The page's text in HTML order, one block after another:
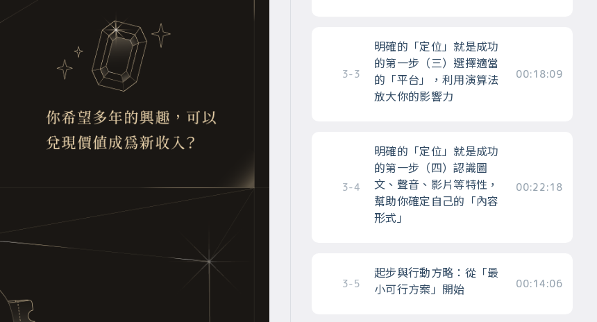
3-3
明確的「定位」就是成功
的第一步（三）選擇適當
的「平台」，利用演算法
放大你的影響力
00:18:09
3-4
明確的「定位」就是成功
的第一步（四）認識圖
文、聲音、影片等特性，
幫助你確定自己的「內容
形式」
00:22:18
3-5
起步與行動方略：從「最
小可行方案」開始
00:14:06